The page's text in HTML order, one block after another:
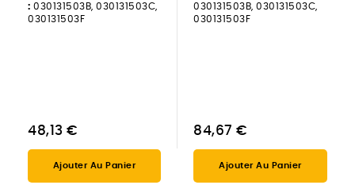
: 030131503B, 030131503C,
030131503F
48,13 €
Ajouter Au Panier
030131503B, 030131503C,
030131503F
84,67 €
Ajouter Au Panier